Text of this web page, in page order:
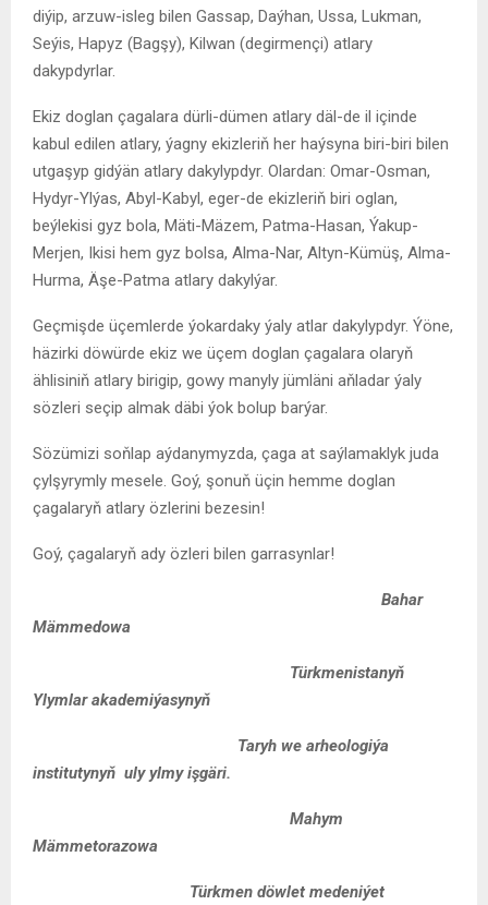
diýip, arzuw-isleg bilen Gassap, Daýhan, Ussa, Lukman,
Seýis, Hapyz (Bagşy), Kilwan (degirmençi) atlary
dakypdyrlar.
Ekiz doglan çagalara dürli-dümen atlary däl-de il içinde
kabul edilen atlary, ýagny ekizleriň her haýsyna biri-biri bilen
utgaşyp gidýän atlary dakylypdyr. Olardan: Omar-Osman,
Hydyr-Ylýas, Abyl-Kabyl, eger-de ekizleriň biri oglan,
beýlekisi gyz bola, Mäti-Mäzem, Patma-Hasan, Ýakup-
Merjen, Ikisi hem gyz bolsa, Alma-Nar, Altyn-Kümüş, Alma-
Hurma, Äşe-Patma atlary dakylýar.
Geçmişde üçemlerde ýokardaky ýaly atlar dakylypdyr. Ýöne,
häzirki döwürde ekiz we üçem doglan çagalara olaryň
ählisiniň atlary birigip, gowy manyly jümläni aňladar ýaly
sözleri seçip almak däbi ýok bolup barýar.
Sözümizi soňlap aýdanymyzda, çaga at saýlamaklyk juda
çylşyrymly mesele. Goý, şonuň üçin hemme doglan
çagalaryň atlary özlerini bezesin!
Goý, çagalaryň ady özleri bilen garrasynlar!
Bahar
Mämmedowa
Türkmenistanyň
Ylymlar akademiýasynyň
Taryh we arheologiýa
institutynyň uly ylmy işgäri.
Mahym
Mämmetorazowa
Türkmen döwlet medeniýet